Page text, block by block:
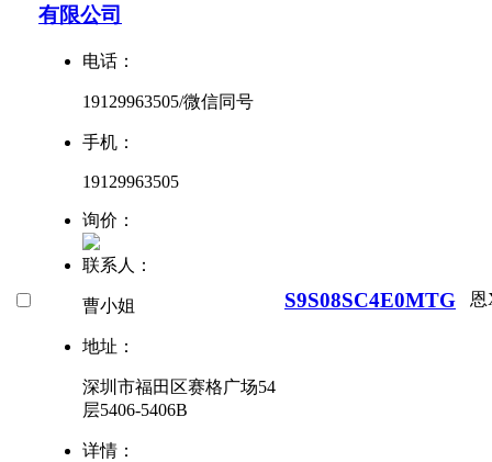
有限公司
电话：
19129963505/微信同号
手机：
19129963505
询价：
联系人：
曹小姐
地址：
深圳市福田区赛格广场54
层5406-5406B
详情：
S9S08SC4E0MTG 恩